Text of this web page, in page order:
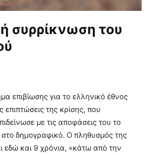
συρρίκνωση του
επιβίωσης για το ελληνικό έθνος
επιπτώσεις της κρίσης, που
με τις αποφάσεις του το
στο δημογραφικό. Ο πληθυσμός της
εδώ και 9 χρόνια, «κάτω από την